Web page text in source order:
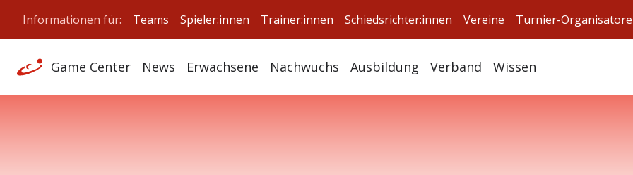
Informationen für: Teams Spieler:innen Trainer:innen Schiedsrichter:innen Vereine Turnier-
Game Center News Erwachsene Nachwuchs Ausbildung Verband Wissen